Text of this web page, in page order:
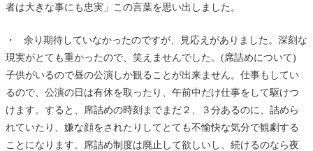
者は大きな事にも忠実」この言葉を思い出しました。
・ 余り期待していなかったのですが、見応えがありました。深刻な
現実がとても重かったので、笑えませんでした。(席詰めについて)
子供がいるので昼の公演しか観ることが出来ません。仕事もしてい
るので、公演の日は有休を取ったり、午前中だけ仕事をして駆けつ
けます。すると、席詰めの時刻までまだ２、３分あるのに、詰めら
れていたり、嫌な顔をされたりしてとても不愉快な気分で観劇する
ことになります。席詰め制度は廃止して欲しいし、続けるのなら夜